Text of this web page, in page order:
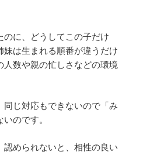
のに、どうしてこの子だけ
妹は生まれる順番が違うだけ
人数や親の忙しさなどの環境
じ対応もできないので「み
のです。
められないと、相性の良い